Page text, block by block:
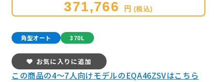
371,766 円 (税込)
角型オート 370L
お気に入りに追加
この商品の4～7人向けモデルのEQA46ZSVはこちら